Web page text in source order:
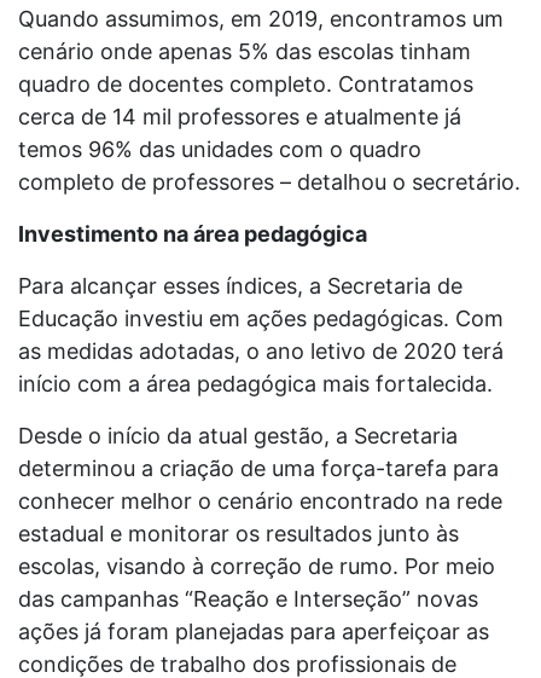
Quando assumimos, em 2019, encontramos um
cenário onde apenas 5% das escolas tinham
quadro de docentes completo. Contratamos
cerca de 14 mil professores e atualmente já
temos 96% das unidades com o quadro
completo de professores – detalhou o secretário.
Investimento na área pedagógica
Para alcançar esses índices, a Secretaria de
Educação investiu em ações pedagógicas. Com
as medidas adotadas, o ano letivo de 2020 terá
início com a área pedagógica mais fortalecida.
Desde o início da atual gestão, a Secretaria
determinou a criação de uma força-tarefa para
conhecer melhor o cenário encontrado na rede
estadual e monitorar os resultados junto às
escolas, visando à correção de rumo. Por meio
das campanhas “Reação e Interseção” novas
ações já foram planejadas para aperfeiçoar as
condições de trabalho dos profissionais de